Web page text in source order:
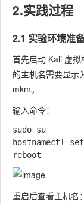
2.实践过程
2.1 实验环境准
首先启动 Kali 虚
的主机名需要显示
mkm。
输入命令：
sudo su
hostnamectl
重启后查看主机名：